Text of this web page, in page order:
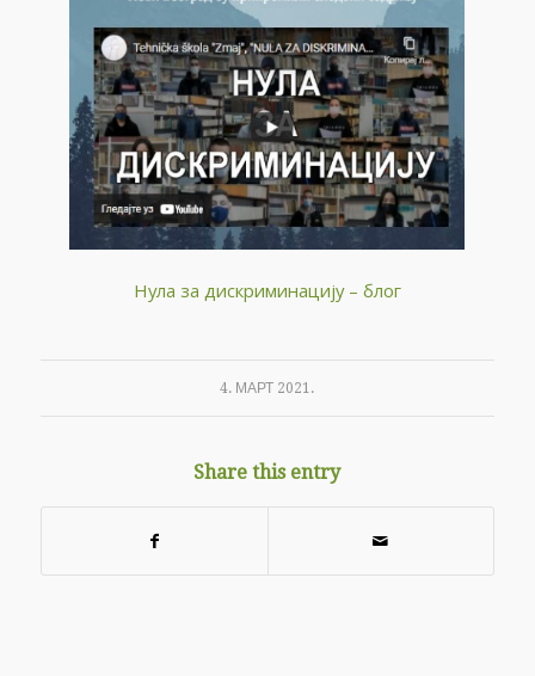
Нула за дискриминацију – блог
4. МАРТ 2021.
Share this entry